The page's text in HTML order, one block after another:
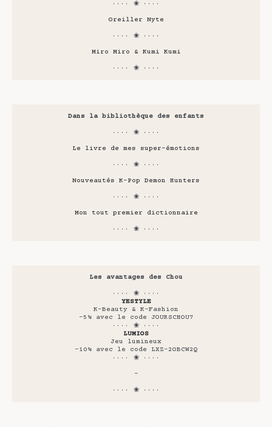
···· ❀ ····
Oreiller Nyte
···· ❀ ····
Miro Miro & Kumi Kumi
···· ❀ ····
Dans la bibliothèque des enfants
···· ❀ ····
Le livre de mes super-émotions
···· ❀ ····
Nouveautés K-Pop Demon Hunters
···· ❀ ····
Mon tout premier dictionnaire
···· ❀ ····
Les avantages des Chou
···· ❀ ····
YESTYLE
K-Beauty & K-Fashion
-5% avec le code JOURSCHOU7
···· ❀ ····
LUMIOS
Jeu lumineux
-10% avec le code LXZ-2OBCW2Q
···· ❀ ····
-
···· ❀ ····